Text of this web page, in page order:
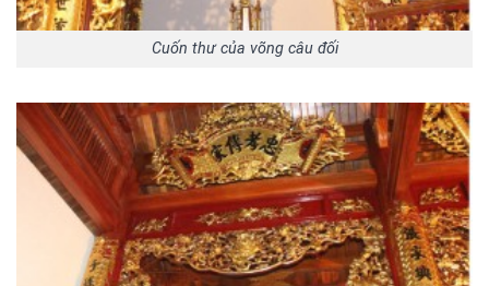
Cuốn thư của võng câu đối